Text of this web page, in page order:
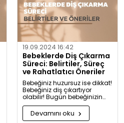
19.09.2024 16:42
Bebeklerde Diş Çıkarma
Süreci: Belirtiler, Süreç
ve Rahatlatıcı Öneriler
Bebeğiniz huzursuz ise dikkat!
Bebeğiniz diş çıkartıyor
olabilir! Bugün bebeğinizin
diş çıkarma belirtilerini ve sizi
rahatlatacak önerileri
paylaşıyoruz.
Devamını oku